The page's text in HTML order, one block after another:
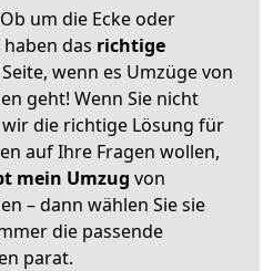
um die Ecke oder
das richtige
wenn es Umzüge von
geht! Wenn Sie nicht
die richtige Lösung für
auf Ihre Fragen wollen,
mein Umzug von
– dann wählen Sie sie
die passende
parat.